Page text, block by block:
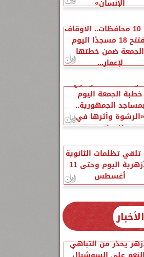
الإنسانِ»
في 10 محافظات.. الأوقاف
تفتتح 18 مسجدًا اليوم
الجمعة ضمن خطتها
لإعمار...
تحدد موضوع
خطبة الجمعة اليوم
بمساجد الجمهورية..
«الرشوة وأثرها في
إفساد...
تلقي تظلمات الثانوية
الأزهرية اليوم وحتى 11
أغسطس
يحذر من التباهي